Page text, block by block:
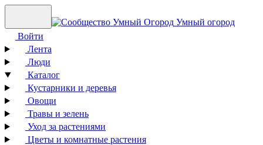
Умный огород
Войти
Лента
Люди
Каталог
Кустарники и деревья
Овощи
Травы и зелень
Уход за растениями
Цветы и комнатные растения